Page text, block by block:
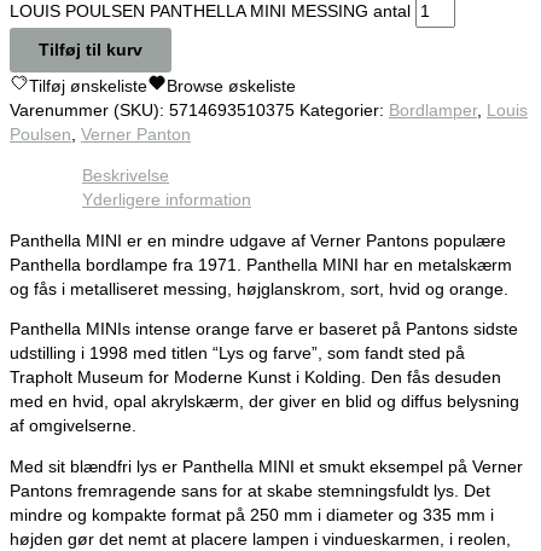
LOUIS POULSEN PANTHELLA MINI MESSING antal
Tilføj til kurv
Tilføj ønskeliste Browse øskeliste
Varenummer (SKU): 5714693510375 Kategorier: Bordlamper, Louis
Poulsen, Verner Panton
Beskrivelse
Yderligere information
Panthella MINI er en mindre udgave af Verner Pantons populære
Panthella bordlampe fra 1971. Panthella MINI har en metalskærm
og fås i metalliseret messing, højglanskrom, sort, hvid og orange.
Panthella MINIs intense orange farve er baseret på Pantons sidste
udstilling i 1998 med titlen “Lys og farve”, som fandt sted på
Trapholt Museum for Moderne Kunst i Kolding. Den fås desuden
med en hvid, opal akrylskærm, der giver en blid og diffus belysning
af omgivelserne.
Med sit blændfri lys er Panthella MINI et smukt eksempel på Verner
Pantons fremragende sans for at skabe stemningsfuldt lys. Det
mindre og kompakte format på 250 mm i diameter og 335 mm i
højden gør det nemt at placere lampen i vindueskarmen, i reolen,